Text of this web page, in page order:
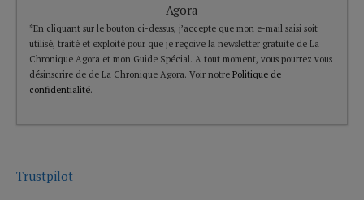
Agora
*En cliquant sur le bouton ci-dessus, j’accepte que mon e-mail saisi soit
utilisé, traité et exploité pour que je reçoive la newsletter gratuite de La
Chronique Agora et mon Guide Spécial. A tout moment, vous pourrez vous
désinscrire de de La Chronique Agora. Voir notre Politique de
confidentialité.
Trustpilot